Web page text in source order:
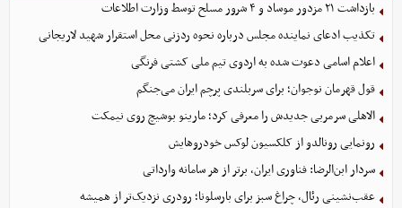
بازداشت ۲۱ مزدور موساد و ۴ شرور مسلح توسط وزارت اطلاعات
تکذیب ادعای نماینده مجلس درباره نحوه ردزنی محل استقرار شهید لاریجانی
اعلام اسامی دعوت شده به اردوی تیم ملی کشتی فرنگی
قول قهرمان نوجوان؛ برای سربلندی پرچم ایران می‌جنگم
الاهلی سرمربی جدیدش را معرفی کرد؛ مارینو بوشیچ روی نیمکت
رونمایی رونالدو از کلکسیون لوکس خودروهایش
سردار ابن‌الرضا: فناوری ایران، برتر از هر سامانه وارداتی
عقب‌نشینی رئال، چراغ سبز برای بارسلونا؛ رودری نزدیک‌تر از همیشه